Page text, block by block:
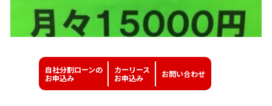
自社分割ローンの
お申込み
カーリース
お申込み
お問い合わせ